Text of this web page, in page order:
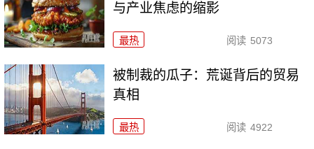
与产业焦虑的缩影
最热 阅读 5073
被制裁的瓜子：荒诞背后的贸易
真相
最热 阅读 4922